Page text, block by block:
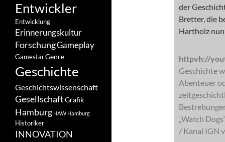
der
Bretter, die
Hartholz
httpvh://
Geschichte
Abenteuer
„Watch
/ Kanal IGN
Entwickler
Entwicklung
Erinnerungskultur
ForschungGameplay
GamestarGenre
Geschichte
Geschichtswissenschaft
GesellschaftGrafik
Hamburg HAW Hamburg
Historiker
INNOVATION